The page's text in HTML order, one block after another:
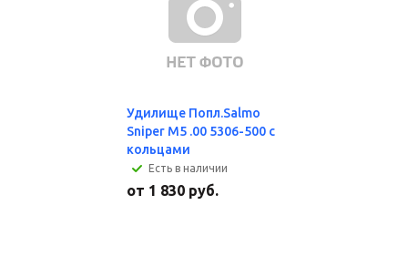
Удилище Попл.Salmo
Sniper M5 .00 5306-500 с
кольцами
Есть в наличии
от 1 830 руб.